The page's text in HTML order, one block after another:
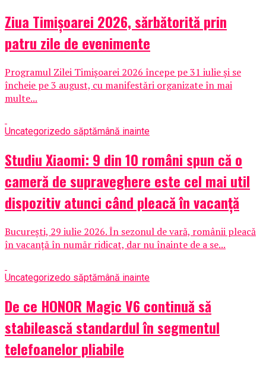
Ziua Timișoarei 2026, sărbătorită prin
patru zile de evenimente
Programul Zilei Timișoarei 2026 începe pe 31 iulie și se
încheie pe 3 august, cu manifestări organizate în mai
multe...
Uncategorizedo săptămână inainte
Studiu Xiaomi: 9 din 10 români spun că o
cameră de supraveghere este cel mai util
dispozitiv atunci când pleacă în vacanță
București, 29 iulie 2026. În sezonul de vară, românii pleacă
în vacanță în număr ridicat, dar nu înainte de a se...
Uncategorizedo săptămână inainte
De ce HONOR Magic V6 continuă să
stabilească standardul în segmentul
telefoanelor pliabile